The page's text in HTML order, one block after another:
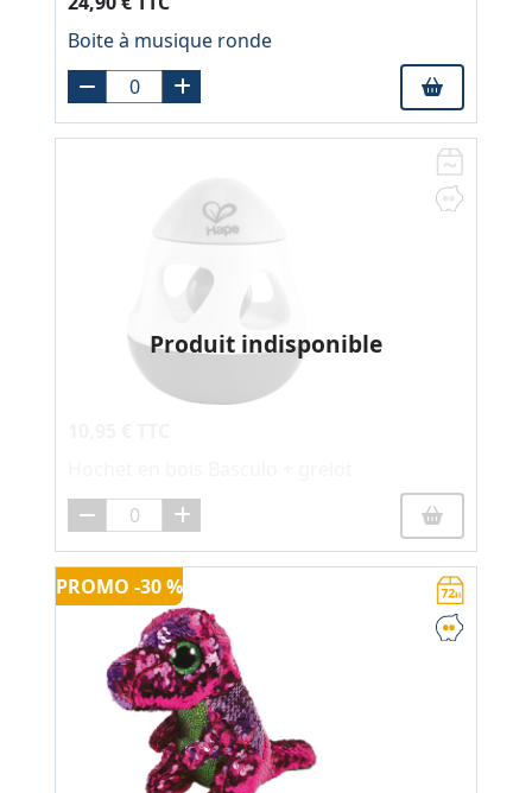
Boite à musique ronde
Produit indisponible
PROMO -30 %